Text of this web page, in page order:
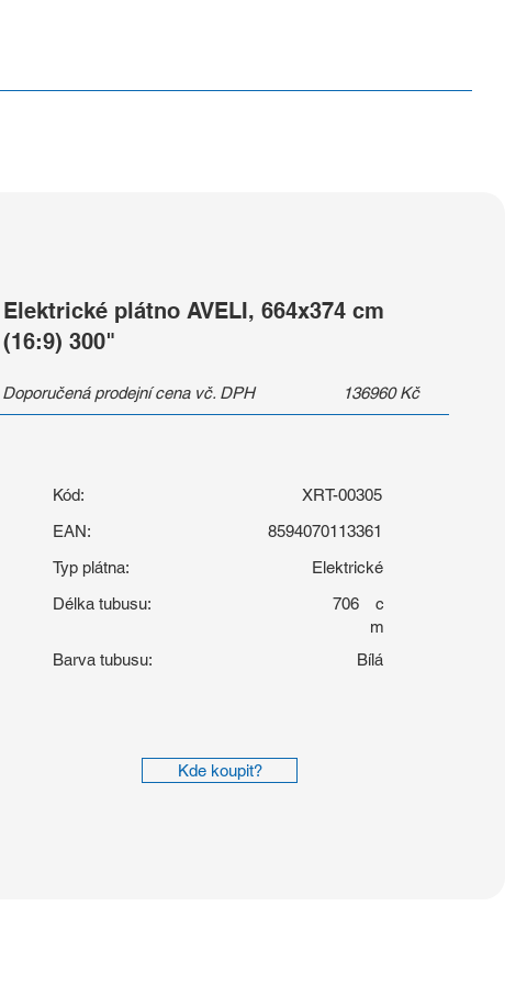
Elektrické plátno AVELI, 664x374 cm
(16:9) 300"
Doporučená prodejní cena vč. DPH 136960 Kč
Kód:
XRT-00305
EAN:
8594070113361
Typ plátna:
Elektrické
Délka tubusu:
706
c
m
Barva tubusu:
Bílá
Kde koupit?